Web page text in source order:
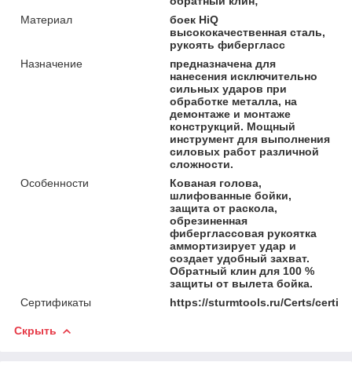
Материал
боек HiQ
высококачественная сталь,
рукоять фибергласс
Назначение
предназначена для
нанесения исключительно
сильных ударов при
обработке металла, на
демонтаже и монтаже
конструкций. Мощный
инструмент для выполнения
силовых работ различной
сложности.
Особенности
Кованая голова,
шлифованные бойки,
защита от раскола,
обрезиненная
фиберглассовая рукоятка
аммортизирует удар и
создает удобный захват.
Обратный клин для 100 %
защиты от вылета бойка.
Сертификаты
https://sturmtools.ru/Certs/
Скрыть